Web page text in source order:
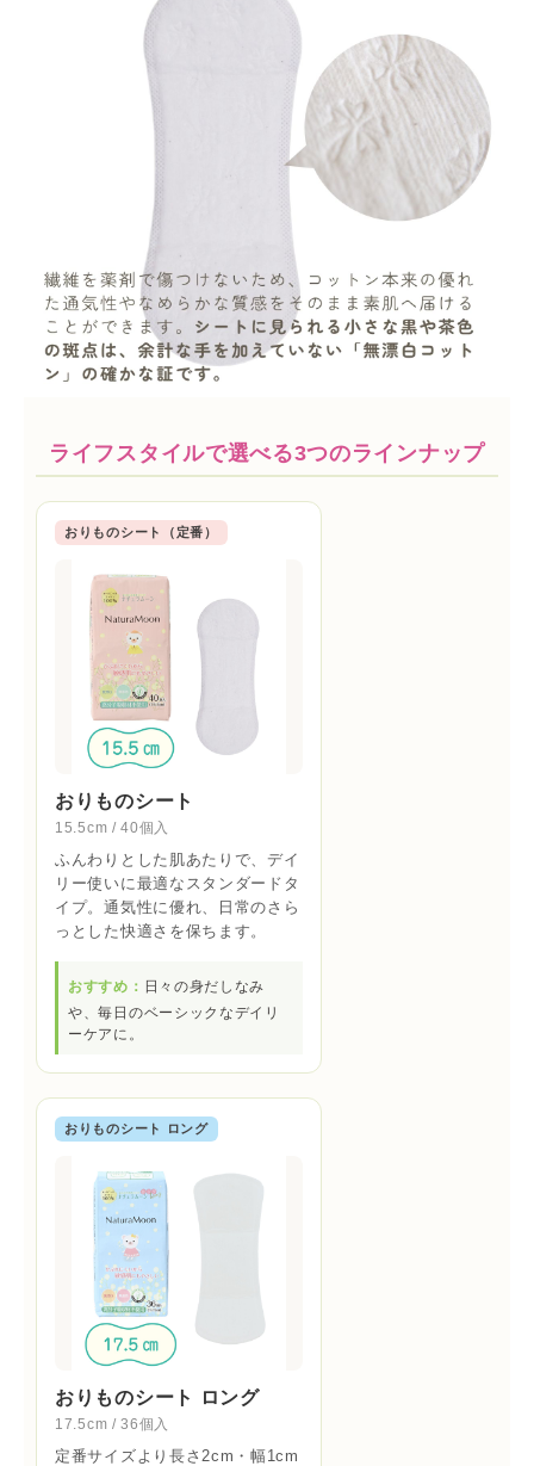
ライフスタイルで選べる3つのラインナップ
おりものシート（定番）
おりものシート
15.5cm / 40個入
ふんわりとした肌あたりで、デイ
リー使いに最適なスタンダードタ
イプ。通気性に優れ、日常のさら
っとした快適さを保ちます。
おすすめ： 日々の身だしなみ
や、毎日のベーシックなデイリ
ーケアに。
おりものシート ロング
おりものシート ロング
17.5cm / 36個入
定番サイズより長さ2cm・幅1cm